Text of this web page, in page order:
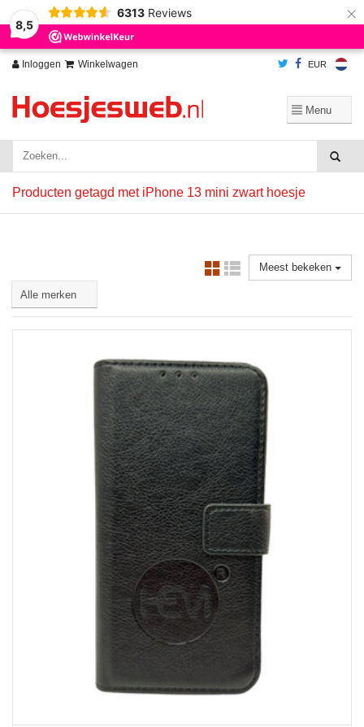
8,5
6313 Reviews ×
Inloggen Winkelwagen EUR
Producten getagd met iPhone 13 mini zwart hoesje
Meest bekeken
Wij slaan cookies op om onze website te verbeteren. Is dat akkoord?
Ja
Nee